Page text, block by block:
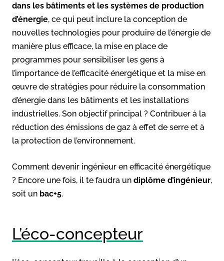
dans les bâtiments et les systèmes de production
d’énergie, ce qui peut inclure la conception de
nouvelles technologies pour produire de l’énergie de
manière plus efficace, la mise en place de
programmes pour sensibiliser les gens à
l’importance de l’efficacité énergétique et la mise en
œuvre de stratégies pour réduire la consommation
d’énergie dans les bâtiments et les installations
industrielles. Son objectif principal ? Contribuer à la
réduction des émissions de gaz à effet de serre et à
la protection de l’environnement.
Comment devenir ingénieur en efficacité énergétique
? Encore une fois, il te faudra un diplôme d’ingénieur,
soit un bac+5.
L’éco-concepteur